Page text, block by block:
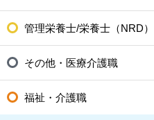
管理栄養士/栄養士（NRD）
その他・医療介護職
福祉・介護職